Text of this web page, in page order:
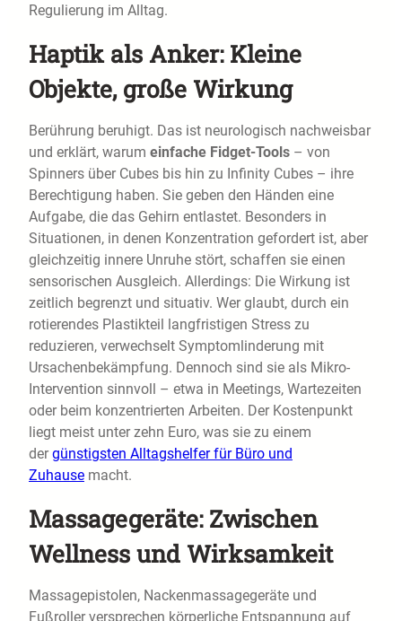
Regulierung im Alltag.
Haptik als Anker: Kleine
Objekte, große Wirkung
Berührung beruhigt. Das ist neurologisch nachweisbar
und erklärt, warum einfache Fidget-Tools – von
Spinners über Cubes bis hin zu Infinity Cubes – ihre
Berechtigung haben. Sie geben den Händen eine
Aufgabe, die das Gehirn entlastet. Besonders in
Situationen, in denen Konzentration gefordert ist, aber
gleichzeitig innere Unruhe stört, schaffen sie einen
sensorischen Ausgleich. Allerdings: Die Wirkung ist
zeitlich begrenzt und situativ. Wer glaubt, durch ein
rotierendes Plastikteil langfristigen Stress zu
reduzieren, verwechselt Symptomlinderung mit
Ursachenbekämpfung. Dennoch sind sie als Mikro-
Intervention sinnvoll – etwa in Meetings, Wartezeiten
oder beim konzentrierten Arbeiten. Der Kostenpunkt
liegt meist unter zehn Euro, was sie zu einem
dergünstigsten Alltagshelfer für Büro und
Zuhause macht.
Massagegeräte: Zwischen
Wellness und Wirksamkeit
Massagepistolen, Nackenmassagegeräte und
Fußroller versprechen körperliche Entspannung auf